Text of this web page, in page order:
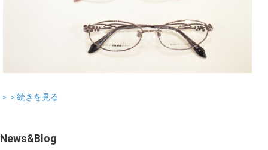
＞＞続きを見る
News&Blog